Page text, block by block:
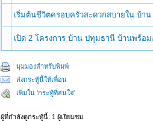
เริ่มต้นชีวิตครอบครัวสะดวกสบายใน บ้า
เปิด 2 โครงการ บ้าน ปทุมธานี บ้านพร้อ
มุมมองสำหรับพิมพ์
ส่งกระทู้นี้ให้เพื่อน
เพิ่มใน 'กระทู้ที่สนใจ'
ผู้ที่กำลังดูกระทู้นี้: 1 ผู้เยี่ยมชม